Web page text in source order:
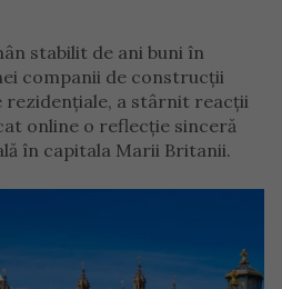
stabilit de ani buni în
companii de construcții
rezidențiale, a stârnit reacții
online o reflecție sinceră
în capitala Marii Britanii.